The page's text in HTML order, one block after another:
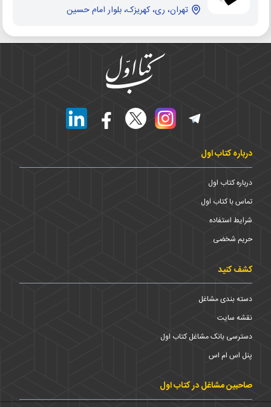
تهران، ری، کهریزک، بلوار امام حسین
درباره کتاب اول
درباره کتاب اول
تماس با کتاب اول
شرایط استفاده
حریم شخضی
کشف کنید
دسته بندی مشاغل
نقشه سایت
دسترسی بانک مشاغل کتاب اول
پنل اس ام اس
صاحبین مشاغل در کتاب اول